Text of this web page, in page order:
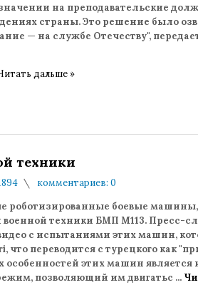
на преподавательские
страны. Это решение было
— на службе Отечеству",
дальше »
техники
комментариев: 0
роботизированные боевые машины,
техники БМП M113. Пресс-
с испытаниями этих машин,
что переводится с турецкого как
особенностей этих машин является
позволяющий им двигатьс ...